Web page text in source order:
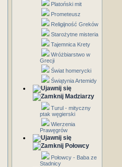
Platoński mit
Prometeusz
Religijność Greków
Starożytne misteria
Tajemnica Krety
Wróżbiarstwo w
Grecji
Świat homerycki
Świątynia Artemidy
Madziarzy
Turul - mityczny
ptak węgierski
Wierzenia
Prawęgrów
Połowcy
Połowcy - Baba ze
Stadnicy